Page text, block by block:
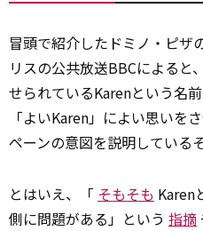
冒頭で紹介したドミノ・ピザ
リスの公共放送BBCによると
せられているKarenという名
「よいKaren」によい思いを
ペーンの意図を説明している
とはいえ、「 そもそも Karen
側に問題がある」という 指摘